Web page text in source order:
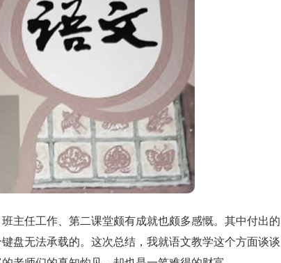
任工作、第二课堂颇有成就也颇多感慨。其中付出的
盘无法承载的。这次总结，我就语文教学这个方面谈谈